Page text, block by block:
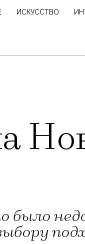
ИСКУССТВО